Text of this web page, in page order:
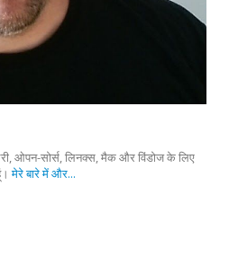
ओपन-सोर्स, लिनक्स, मैक और विंडोज के लिए
मेरे बारे में और...